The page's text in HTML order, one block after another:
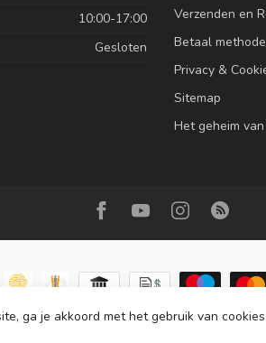
10:00-17:00
Gesloten
Verzenden en
Betaal
Privacy &
Sitemap
Het geheim
juwelier- Powered byLightspeed -
ga je akkoord met het gebruik van